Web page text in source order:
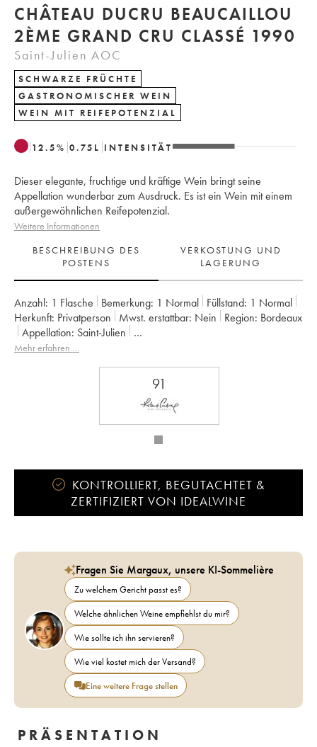
CHÂTEAU DUCRU BEAUCAILLOU
2ÈME GRAND CRU CLASSÉ 1990
Saint-Julien AOC
SCHWARZE FRÜCHTE
GASTRONOMISCHER WEIN
WEIN MIT REIFEPOTENZIAL
12.5% 0.75 L INTENSITÄT
Dieser elegante, fruchtige und kräftige Wein bringt seine
Appellation wunderbar zum Ausdruck. Es ist ein Wein mit einem
außergewöhnlichen Reifepotenzial.
Weitere Informationen
BESCHREIBUNG DES
POSTENS
VERKOSTUNG UND
LAGERUNG
Anzahl: 1 Flasche Bemerkung: 1 Normal Füllstand: 1 Normal
Herkunft:
privatperson Mwst. erstattbar: nein Region:
Bordeaux
Appellation:
Saint-Julien
Klassifizierung:
Mehr erfahren …
91
KONTROLLIERT, BEGUTACHTET &
ZERTIFIZIERT VON IDEALWINE
Fragen Sie Margaux, unsere KI-Sommelière
Zu welchem Gericht passt es?
Welche ähnlichen Weine empfiehlst du mir?
Wie sollte ich ihn servieren?
Wie viel kostet mich der Versand?
Eine weitere Frage stellen
PRÄSENTATION